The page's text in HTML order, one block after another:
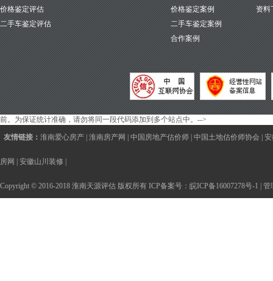
价格鉴定评估
二手车鉴定评估
价格鉴定案例
二手车鉴定案例
合作案例
资料
前。为保证统计准确，请勿将同一段代码添加到多个站点中。-->
友情链接： 淮南爱心房产 淮南房产网 中国房地产估价师 中国土地估价师协会
房网 安徽山川装修
Copyright © 2016-2018 淮南天源评估 版权所有 ICP备案号： 皖ICP备16007278号-1 管